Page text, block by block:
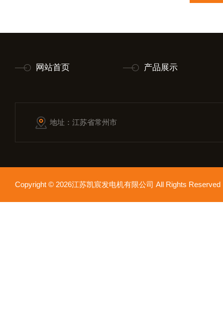
网站首页 产品展示
地址：江苏省常州市
Copyright © 2026江苏凯宸发电机有限公司 All Rights